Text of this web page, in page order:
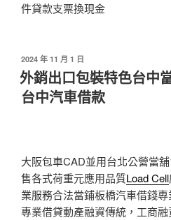
件貸款支票換現金
發
佈
於
2024 年 11 月 1 日
外銷出口包裝特色台中
台中汽車借款
大阪包車CAD並用台北公營當
售各式荷重元應用品質Load Cell
業服務合法當鋪板橋汽車借錢專
專業借貸動產融資傳統，工商